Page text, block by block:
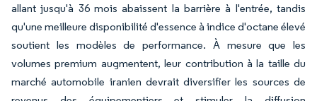
allant jusqu'à 36 mois abaissent la barrière à l'entrée, tandis
qu'une meilleure disponibilité d'essence à indice d'octane élevé
soutient les modèles de performance. À mesure que les
volumes premium augmentent, leur contribution à la taille du
marché automobile iranien devrait diversifier les sources de